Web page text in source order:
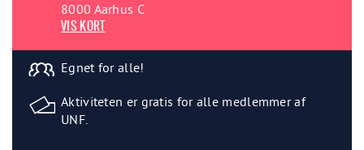
8000 Aarhus C
VIS KORT
Egnet for alle!
Aktiviteten er gratis for alle medlemmer af
UNF.